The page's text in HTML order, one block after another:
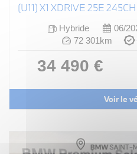
(U11) X1 XDRIVE 25E
Hybride 06/
72 301km
34 490 €
Voir le